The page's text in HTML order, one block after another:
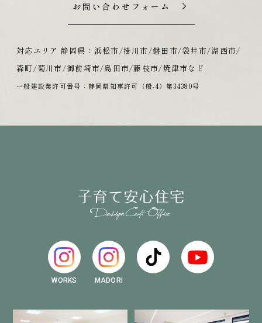
お問い合わせフォーム
対応エリア 静岡県：浜松市/掛川市/磐田市/袋井市/湖西市/
森町/菊川市/御前埼市/島田市/藤枝市/焼津市など
一般建設業許可番号：静岡県知事許可（般-4）第34380号
WORKS MADORI